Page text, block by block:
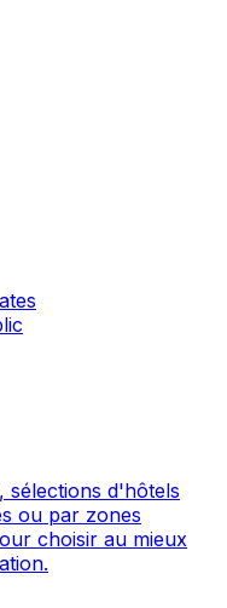
sélections d'hôtels
ou par zones
choisir au mieux